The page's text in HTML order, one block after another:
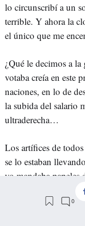
lo circunscribí a un
terrible. Y ahora la
el único que me
¿Qué le decimos a
votaba creía en este
naciones, en lo de
la subida del salario
ultraderecha…
Los artífices de
se lo estaban
yo mandaba papeles
¿cómo no va a
La política, así la he